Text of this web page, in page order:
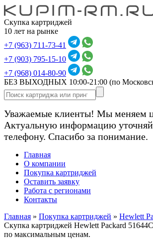
Скупка картриджей
10 лет на рынке
+7 (963) 711-73-41
+7 (903) 795-15-10
+7 (968) 014-80-90
БЕЗ ВЫХОДНЫХ 10:00-21:00 (по
Уважаемые клиенты! Мы меняем
Актуальную информацию
телефону. Спасибо за понимание.
Главная
О компании
Покупка картриджей
Оставить заявку
Работа с регионами
Контакты
Главная » Покупка картриджей » Hewlett
Скупка картриджей Hewlett Packard
по максимальным ценам.